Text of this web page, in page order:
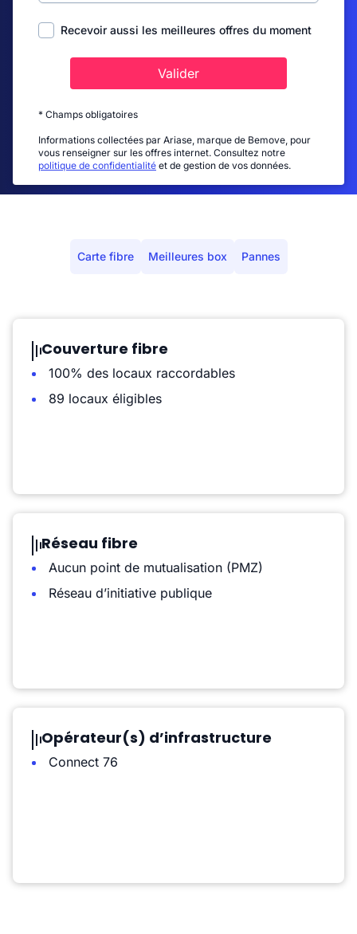
Recevoir aussi les meilleures offres du moment
Valider
* Champs obligatoires
Informations collectées par Ariase, marque de Bemove, pour
vous renseigner sur les offres internet. Consultez notre
politique de confidentialité et de gestion de vos données.
Carte fibre Meilleures box Pannes
Couverture fibre
100% des locaux raccordables
89 locaux éligibles
Réseau fibre
Aucun point de mutualisation (PMZ)
Réseau d’initiative publique
Opérateur(s) d’infrastructure
Connect 76